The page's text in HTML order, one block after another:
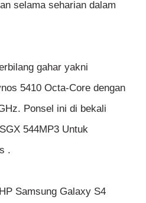
selama seharian dalam
gahar yakni
5410 Octa-Core dengan
Ponsel ini di bekali
544MP3 Untuk
.
Samsung Galaxy S4